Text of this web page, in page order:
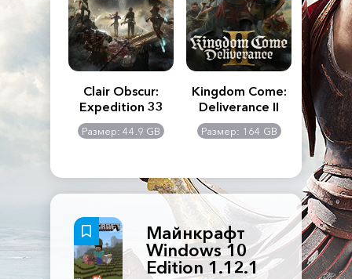
Creed
Clair Obscur:
Expedition 33
Размер: 44.9 GB
Kingdom Come:
Deliverance II
Размер: 164 GB
The
Майнкрафт
Windows 10
Edition 1.12.1